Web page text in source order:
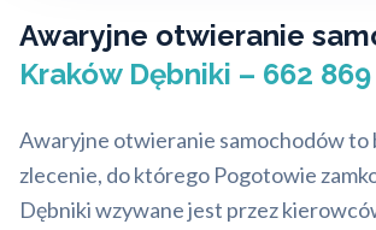
Awaryjne otwieranie
Kraków Dębniki – 662
Awaryjne otwieranie samochodów to
zlecenie, do którego Pogotowie
Dębniki wzywane jest przez